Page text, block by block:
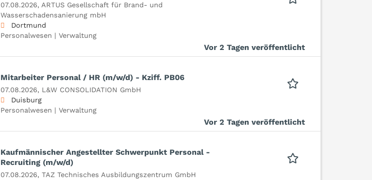
07.08.2026, ARTUS Gesellschaft für Brand- und
Wasserschadensanierung mbH
Dortmund
Personalwesen | Verwaltung
Vor 2 Tagen veröffentlicht
Mitarbeiter Personal / HR (m/w/d) - Kziff. PB06
07.08.2026, L&W CONSOLIDATION GmbH
Duisburg
Personalwesen | Verwaltung
Vor 2 Tagen veröffentlicht
Kaufmännischer Angestellter Schwerpunkt Personal -
Recruiting (m/w/d)
07.08.2026, TAZ Technisches Ausbildungszentrum GmbH